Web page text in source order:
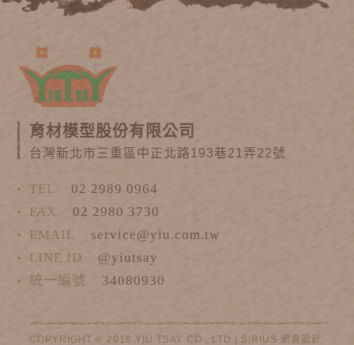
育材模型股份有限公司
台灣新北市三重區中正北路193巷21弄22號
TEL
02 2989 0964
FAX
02 2980 3730
EMAIL
service@yiu.com.tw
LINE ID
@yiutsay
統一編號
34080930
COPYRIGHT © 2016 YIU TSAY CO., LTD | SIRIUS 網頁設計